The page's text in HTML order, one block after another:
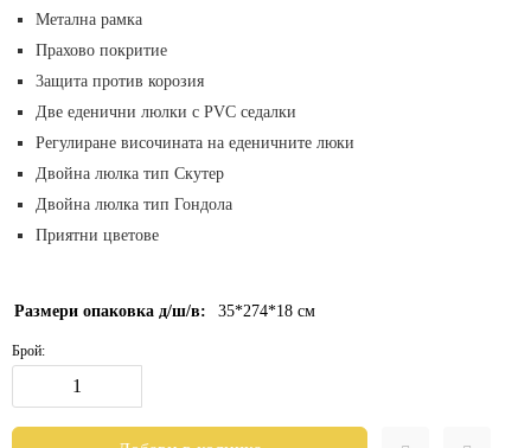
Метална рамка
Прахово покритие
3ащита против корозия
Две еденични люлки с PVC седалки
Регулиране височината на еденичните люки
Двойна люлка тип Скутер
Двойна люлка тип Гондола
Приятни цветове
Размери опаковка д/ш/в: 35*274*18 см
Брой: